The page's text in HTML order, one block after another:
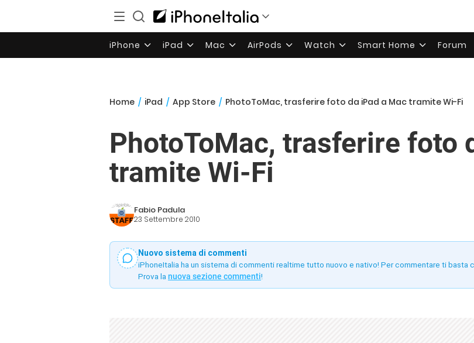
iPhone iPad Mac AirPods Watch Smart Home Forum
Home / iPad / App Store / PhotoToMac, trasferire foto da iPad a Mac tramite Wi-Fi
PhotoToMac, trasferire foto
tramite Wi-Fi
Fabio Padula
23 Settembre 2010
Nuovo sistema di commenti
iPhoneItalia ha un sistema di commenti realtime tutto nuovo e nativo! Per commentare ti basta
Prova la nuova sezione commenti!